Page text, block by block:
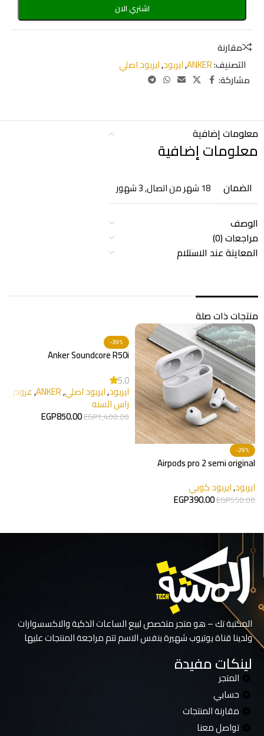
اشتري الان
مقارنة
التصنيف:ANKER
,ايربود,ايربود اصلي
مشاركة:
معلومات إضافية
معلومات إضافية
الضمان 18 شهر من اتصال ,3 شهور
الوصف
مراجعات (0)
المعاينة عند الاستلام
منتجات ذات صلة
-29%
Airpods pro 2 semi original
ايربود,ايربود كوبي
EGP550.00
EGP390.00
-39%
Anker Soundcore R50i
5.0
ايربود,ايربود اصلي,
ANKER
,عروض
راس السنه
EGP1,400.00
EGP850.00
المكتبة تك – هو متجر متخصص لبيع الساعات الذكية والاكسسوارات
ولدينا قناة يوتيوب شهيرة بنفس الاسم تتم مراجعة المنتجات عليها
لينكات مفيدة
المتجر
حسابي
مقارنة المنتجات
تواصل معنا